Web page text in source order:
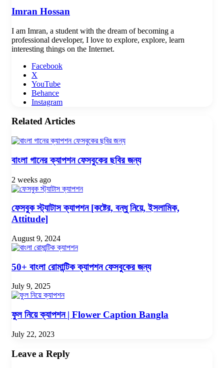
Imran Hossan
I am Imran, a student with the dream of becoming a
professional developer, I love to explore, explore, learn
interesting things on the Internet.
Facebook
X
YouTube
Behance
Instagram
Related Articles
বাংলা গানের ক্যাপশন ফেসবুকের ছবির জন্য
2 weeks ago
ফেসবুক স্ট্যাটাস ক্যাপশন [কষ্টের, বন্ধু নিয়ে, ইসলামিক,
Attitude]
August 9, 2024
50+ বাংলা রোমান্টিক ক্যাপশন ফেসবুকের জন্য
July 9, 2025
ফুল নিয়ে ক্যাপশন | Flower Caption Bangla
July 22, 2023
Leave a Reply